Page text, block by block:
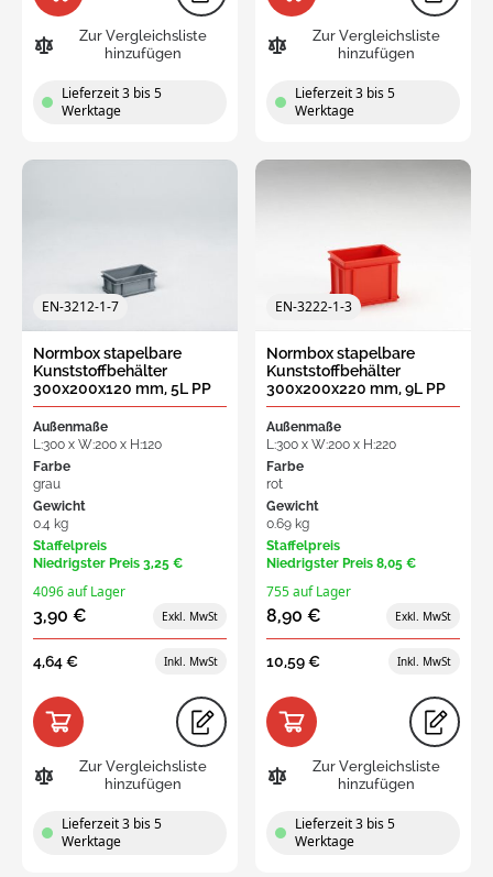
Zur Vergleichsliste
hinzufügen
Lieferzeit 3 bis 5
Werktage
Zur Vergleichsliste
hinzufügen
Lieferzeit 3 bis 5
Werktage
EN-3212-1-7
Normbox stapelbare
Kunststoffbehälter
300x200x120 mm, 5L PP
virgin grau
Außenmaße
L:300 x W:200 x H:120
Farbe
grau
Gewicht
0.4 kg
Staffelpreis
Niedrigster Preis 3,25 €
4096 auf Lager
3,90 €
4,64 €
Zur Vergleichsliste
hinzufügen
Lieferzeit 3 bis 5
Werktage
EN-3222-1-3
Normbox stapelbare
Kunststoffbehälter
300x200x220 mm, 9L PP
virgin rood
Außenmaße
L:300 x W:200 x H:220
Farbe
rot
Gewicht
0.69 kg
Staffelpreis
Niedrigster Preis 8,05 €
755 auf Lager
8,90 €
10,59 €
Zur Vergleichsliste
hinzufügen
Lieferzeit 3 bis 5
Werktage